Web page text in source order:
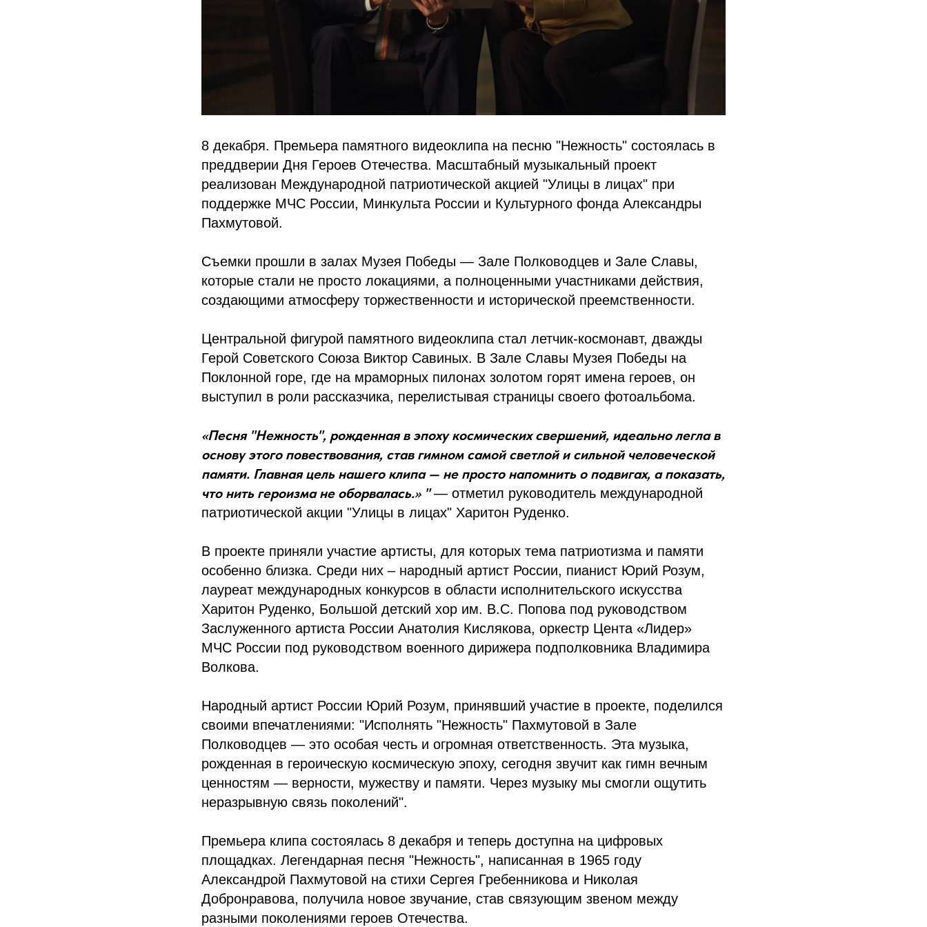
8 декабря. Премьера памятного видеоклипа на песню "Нежность" состоялась в
преддверии Дня Героев Отечества. Масштабный музыкальный проект
реализован Международной патриотической акцией "Улицы в лицах" при
поддержке МЧС России, Минкульта России и Культурного фонда Александры
Пахмутовой.
Съемки прошли в залах Музея Победы — Зале Полководцев и Зале Славы,
которые стали не просто локациями, а полноценными участниками действия,
создающими атмосферу торжественности и исторической преемственности.
Центральной фигурой памятного видеоклипа стал летчик-космонавт, дважды
Герой Советского Союза Виктор Савиных. В Зале Славы Музея Победы на
Поклонной горе, где на мраморных пилонах золотом горят имена героев, он
выступил в роли рассказчика, перелистывая страницы своего фотоальбома.
«Песня "Нежность", рожденная в эпоху космических свершений, идеально легла в
основу этого повествования, став гимном самой светлой и сильной человеческой
памяти. Главная цель нашего клипа — не просто напомнить о подвигах, а показать,
что нить героизма не оборвалась.» "— отметил руководитель международной
патриотической акции "Улицы в лицах" Харитон Руденко.
В проекте приняли участие артисты, для которых тема патриотизма и памяти
особенно близка. Среди них – народный артист России, пианист Юрий Розум,
лауреат международных конкурсов в области исполнительского искусства
Харитон Руденко, Большой детский хор им. В.С. Попова под руководством
Заслуженного артиста России Анатолия Кислякова, оркестр Цента «Лидер»
МЧС России под руководством военного дирижера подполковника Владимира
Волкова.
Народный артист России Юрий Розум, принявший участие в проекте, поделился
своими впечатлениями: "Исполнять "Нежность" Пахмутовой в Зале
Полководцев — это особая честь и огромная ответственность. Эта музыка,
рожденная в героическую космическую эпоху, сегодня звучит как гимн вечным
ценностям — верности, мужеству и памяти. Через музыку мы смогли ощутить
неразрывную связь поколений".
Премьера клипа состоялась 8 декабря и теперь доступна на цифровых
площадках. Легендарная песня "Нежность", написанная в 1965 году
Александрой Пахмутовой на стихи Сергея Гребенникова и Николая
Добронравова, получила новое звучание, став связующим звеном между
разными поколениями героев Отечества.